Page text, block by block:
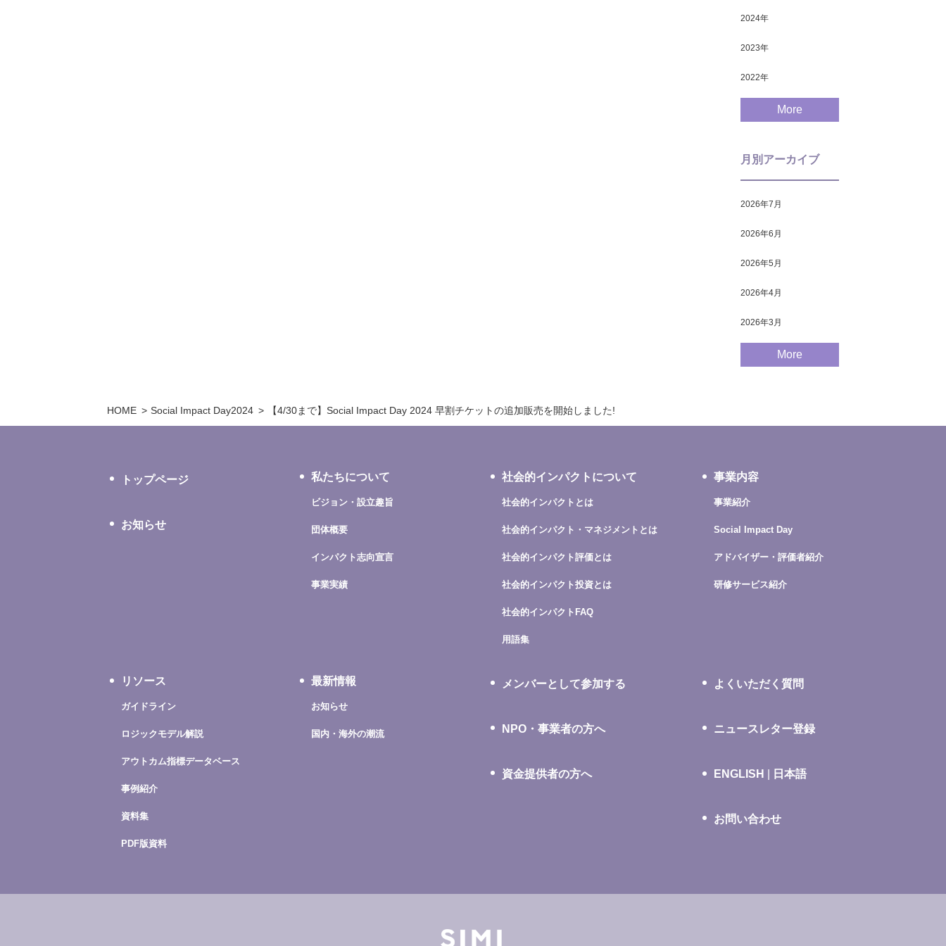
2024年
2023年
2022年
More
月別アーカイブ
2026年7月
2026年6月
2026年5月
2026年4月
2026年3月
More
HOME Social Impact Day2024 【4/30まで】Social Impact Day 2024 早割チケットの追加販売を開始しました!
トップページ
お知らせ
私たちについて
ビジョン・設立趣旨
団体概要
インパクト志向宣言
事業実績
社会的インパクトについて
社会的インパクトとは
社会的インパクト・マネジメントとは
社会的インパクト評価とは
社会的インパクト投資とは
社会的インパクトFAQ
用語集
事業内容
事業紹介
Social Impact Day
アドバイザー・評価者紹介
研修サービス紹介
リソース
ガイドライン
ロジックモデル解説
アウトカム指標データベース
事例紹介
資料集
PDF版資料
最新情報
お知らせ
国内・海外の潮流
メンバーとして参加する
NPO・事業者の方へ
資金提供者の方へ
よくいただく質問
ニュースレター登録
ENGLISH 日本語
お問い合わせ